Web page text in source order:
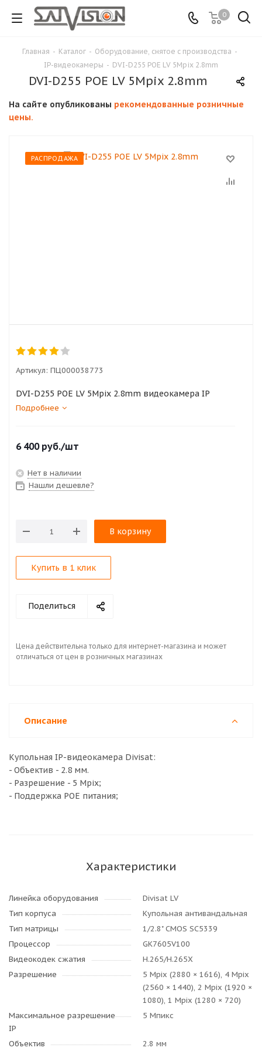
0
Главная - Каталог - Оборудование, снятое с производства -
IP-видеокамеры - DVI-D255 POE LV 5Mpix 2.8mm
DVI-D255 POE LV 5Mpix 2.8mm
На сайте опубликованы рекомендованные розничные
цены.
РАСПРОДАЖА
Артикул: ПЦ000038773
DVI-D255 POE LV 5Mpix 2.8mm видеокамера IP
Подробнее
6 400руб./шт
Нет в наличии
Нашли дешевле?
В корзину
Купить в 1 клик
Поделиться
Цена действительна только для интернет-магазина и может
отличаться от цен в розничных магазинах
Описание
Купольная IP-видеокамера Divisat:
- Объектив - 2.8 мм.
- Разрешение - 5 Mpix;
- Поддержка POE питания;
Характеристики
Линейка оборудования
Divisat LV
Тип корпуса
Купольная антивандальная
Тип матрицы
1/2.8" CMOS SC5339
Процессор
GK7605V100
Видеокодек сжатия
H.265/H.265X
Разрешение
5 Mpix (2880 × 1616), 4 Mpix
(2560 × 1440), 2 Mpix (1920 ×
1080), 1 Mpix (1280 × 720)
Максимальное разрешение
IP
5 Мпикс
Объектив 2.8 мм